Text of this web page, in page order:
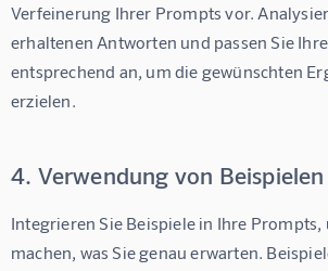
Verfeinerung Ihrer Prompts vor.
erhaltenen Antworten und passen Sie
entsprechend an, um die gewünschten
erzielen.
4. Verwendung von Beispielen
Integrieren Sie Beispiele in Ihre Prompts,
machen, was Sie genau erwarten.